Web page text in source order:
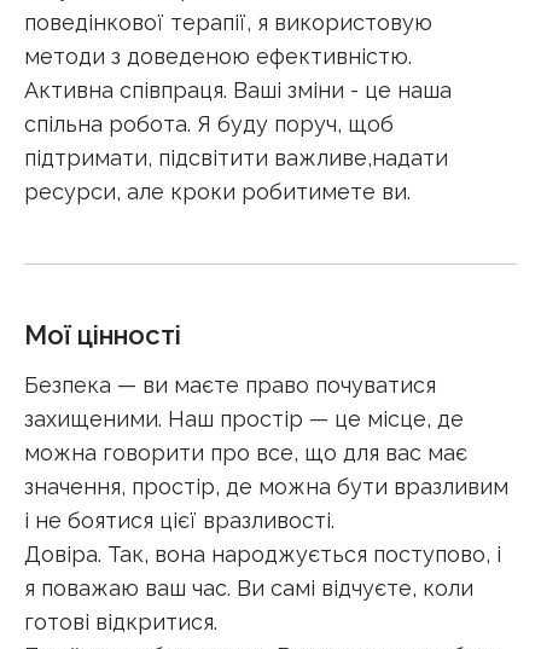
поведінкової терапії, я використовую
методи з доведеною ефективністю.
Активна співпраця. Ваші зміни - це наша
спільна робота. Я буду поруч, щоб
підтримати, підсвітити важливе,надати
ресурси, але кроки робитимете ви.
Мої цінності
Безпека — ви маєте право почуватися
захищеними. Наш простір — це місце, де
можна говорити про все, що для вас має
значення, простір, де можна бути вразливим
і не боятися цієї вразливості.
Довіра. Так, вона народжується поступово, і
я поважаю ваш час. Ви самі відчуєте, коли
готові відкритися.